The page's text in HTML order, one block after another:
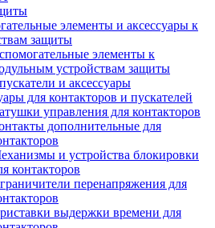
элементы и аксессуары к
защиты
элементы к
устройствам защиты
и аксессуары
для контакторов и пускателей
управления для контакторов
дополнительные для
и устройства блокировки
контакторов
перенапряжения для
выдержки времени для